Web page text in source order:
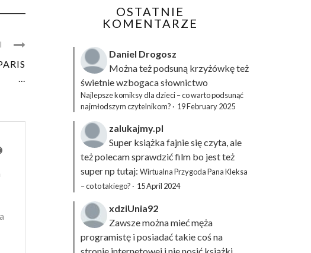
...
OSTATNIE
KOMENTARZE
Daniel Drogosz
Można też podsuną krzyżówkęteż
świetnie wzbogaca słownictwo
Najlepsze komiksy dla dzieci – co warto podsunąć
najmłodszym czytelnikom? · 19 February 2025
zalukajmy.pl
Super książka fajnie się czyta, ale
też polecam sprawdzić film bo jest też
super np tutaj: Wirtualna Przygoda Pana Kleksa
– co to takiego? · 15 April 2024
xdziUnia92
Zawsze można mieć męża
programistę i posiadać takie coś na